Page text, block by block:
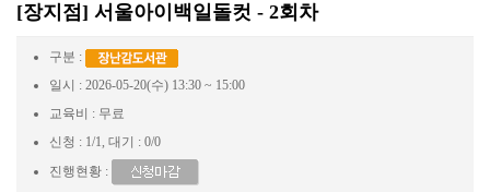
[장지점] 서울아이백일돌컷 - 2회차
구분 :
일시 : 2026-05-20(수) 13:30 ~ 15:00
교육비 : 무료
신청 : 1/1, 대기 : 0/0
진행현황 :